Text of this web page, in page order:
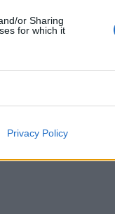
or Sharing
for which it
Privacy Policy